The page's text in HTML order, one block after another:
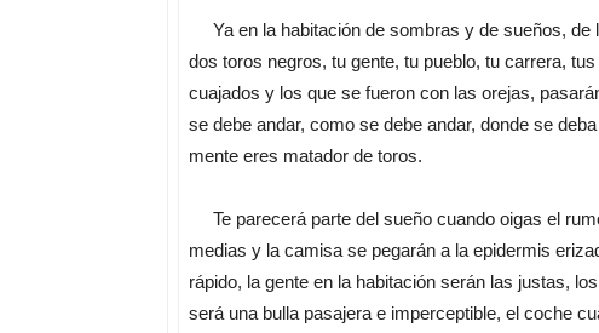
Ya en la habitación de sombras y de sueños, de
dos toros negros, tu gente, tu pueblo, tu carrera,
cuajados y los que se fueron con las orejas,
se debe andar, como se debe andar, donde se
mente eres matador de toros.
Te parecerá parte del sueño cuando oigas el
medias y la camisa se pegarán a la epidermis
rápido, la gente en la habitación serán las justas,
será una bulla pasajera e imperceptible, el coche